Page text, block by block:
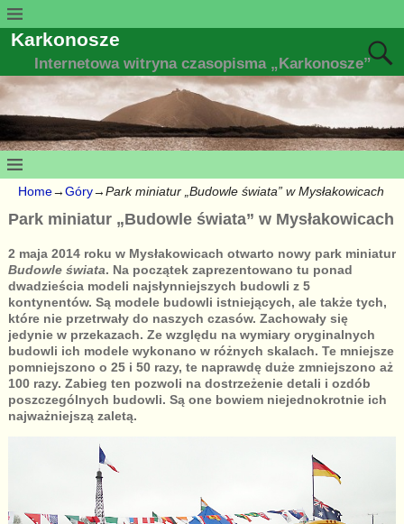
Karkonosze
Internetowa witryna czasopisma „Karkonosze”
Home→Góry→Park miniatur „Budowle świata” w Mysłakowicach
Park miniatur „Budowle świata” w Mysłakowicach
2 maja 2014 roku w Mysłakowicach otwarto nowy park miniatur
Budowle świata. Na początek zaprezentowano tu ponad
dwadzieścia modeli najsłynniejszych budowli z 5
kontynentów. Są modele budowli istniejących, ale także tych,
które nie przetrwały do naszych czasów. Zachowały się
jedynie w przekazach. Ze względu na wymiary oryginalnych
budowli ich modele wykonano w różnych skalach. Te mniejsze
pomniejszono o 25 i 50 razy, te naprawdę duże zmniejszono aż
100 razy. Zabieg ten pozwoli na dostrzeżenie detali i ozdób
poszczególnych budowli. Są one bowiem niejednokrotnie ich
najważniejszą zaletą.